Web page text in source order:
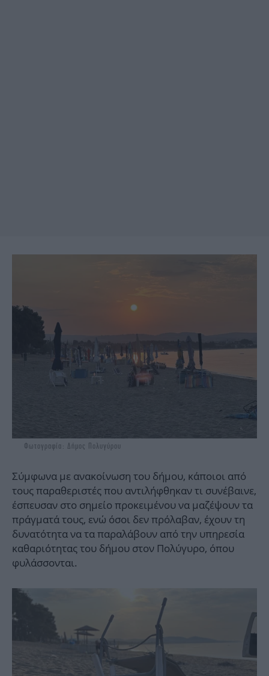
Φωτογραφία: Δήμος Πολυγύρου
Σύμφωνα με ανακοίνωση του δήμου, κάποιοι από
τους παραθεριστές που αντιλήφθηκαν τι συνέβαινε,
έσπευσαν στο σημείο προκειμένου να μαζέψουν τα
πράγματά τους, ενώ όσοι δεν πρόλαβαν, έχουν τη
δυνατότητα να τα παραλάβουν από την υπηρεσία
καθαριότητας του δήμου στον Πολύγυρο, όπου
φυλάσσονται.